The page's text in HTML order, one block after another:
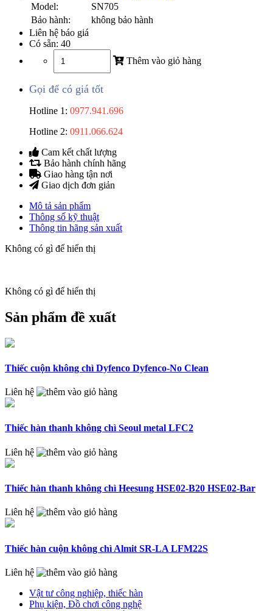
Model:
SN705
Bảo hành:
không bảo hành
Liên hệ báo giá
Có sẵn: 40
Thêm vào giỏ hàng
Gọi để có giá tốt
Hotline 1: 0977.941.696
Hotline 2: 0911.066.624
Cam kết chất lượng
Bảo hành chính hãng
Giao hàng tận nơi
Giao dịch đơn giản
Mô tả sản phẩm
Thông số kỹ thuật
Thông tin hãng sản xuất
Không có gì để hiển thị
Không có gì để hiển thị
Sản phẩm đề xuất
Thiếc cuộn không chì Dyfenco Dyfenco-No Clean
Liên hệ
Thiếc hàn thanh không chì Seoul metal LFC2
Liên hệ
Thiếc hàn thanh không chì Heesung HSE02-B20 HSE02-Bar
Liên hệ
Thiếc hàn cuộn không chì Almit SR-LA LFM22S
Liên hệ
Vật tư công nghiệp, thiếc hàn
Phụ kiện, Đồ chơi công nghệ